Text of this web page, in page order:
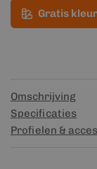
Gratis
Omschrijving
Specificaties
Profielen &